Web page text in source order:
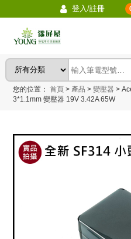
登入/註冊
您的位置：首頁 > 產品 > 變壓器 >
3*1.1mm 變壓器 19V 3.42A 65W